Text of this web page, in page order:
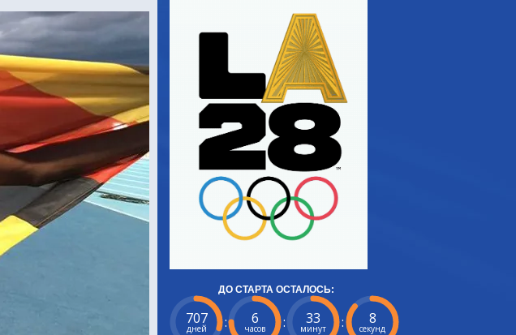
ДО СТАРТА ОСТАЛОСЬ:
707
дней : 6
часов : 33
минут : 7
секунд